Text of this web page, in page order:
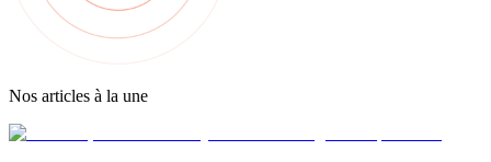
Nos articles à la une